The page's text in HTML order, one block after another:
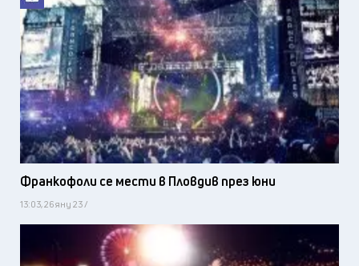
Франкофоли се мести в Пловдив през юни
13:03, 26 яну 23 /